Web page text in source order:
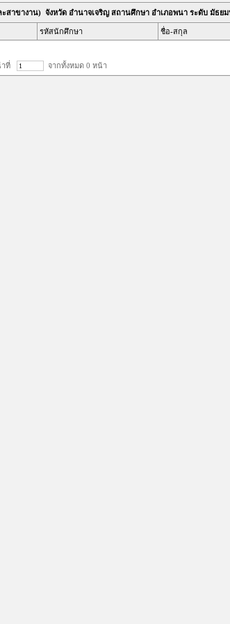
ขางาน) จังหวัด อำนาจเจริญ สถานศึกษา อำเภอพนา ระดับ มัธยม
รหัสนักศึกษา ชื่อ-สกุล
าที่
จากทั้งหมด 0 หน้า